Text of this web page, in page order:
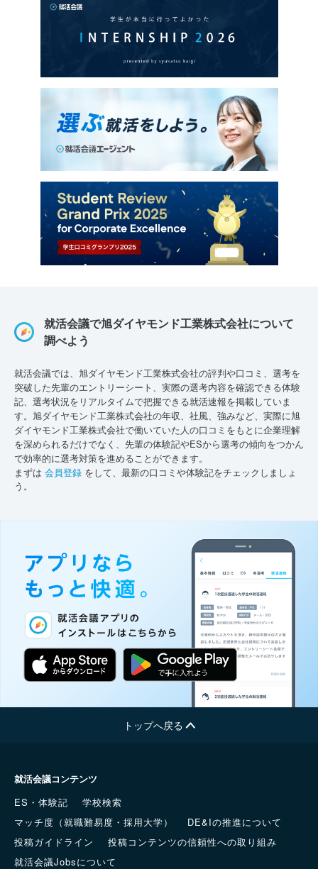
就活会議で旭ダイヤモンド工業株式会社について
調べよう
就活会議では、旭ダイヤモンド工業株式会社の評判や口コミ、選考を
突破した先輩のエントリーシート、実際の選考内容を確認できる体験
記、選考状況をリアルタイムで把握できる就活速報を掲載していま
す。旭ダイヤモンド工業株式会社の年収、社風、強みなど、実際に旭
ダイヤモンド工業株式会社で働いていた人の口コミをもとに企業理解
を深められるだけでなく、先輩の体験記やESから選考の傾向をつかん
で効率的に選考対策を進めることができます。
まずは 会員登録 をして、最新の口コミや体験記をチェックしましょ
う。
トップへ戻る
就活会議コンテンツ
ES・体験記
学校検索
マッチ度（就職難易度・採用大学）
DE&Iの推進について
投稿ガイドライン
投稿コンテンツの信頼性への取り組み
就活会議Jobsについて